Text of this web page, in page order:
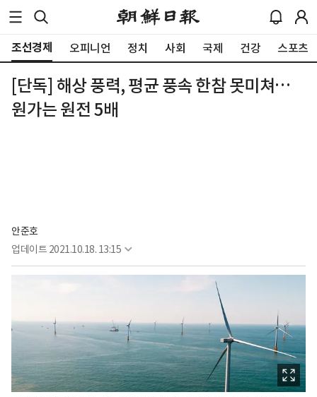
조선경제 오피니언 정치 사회 국제 건강 스포츠
[단독] 해상 풍력, 평균 풍속 한참 못미쳐…
원가는 원전 5배
안준호
업데이트 2021.10.18. 13:15